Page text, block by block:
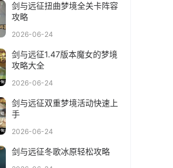
剑与远征扭曲梦境全关卡阵容
攻略
2026-06-24
剑与远征1.47版本魔女的梦境
攻略大全
2026-06-24
剑与远征双重梦境活动快速上
手
2026-06-24
剑与远征冬歌冰原轻松攻略